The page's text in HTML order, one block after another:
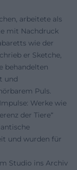
arbeitete als
mit Nachdruck
wie der
er Sketche,
behandelten
und
Puls.
Werke wie
der Tiere“
und wurden für
Studio ins Archiv